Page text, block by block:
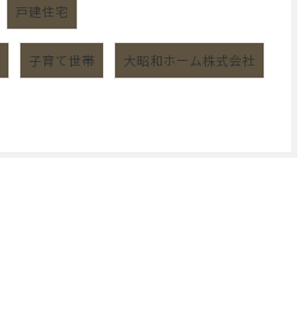
戸建住宅
子育て世帯 大昭和ホーム株式会社